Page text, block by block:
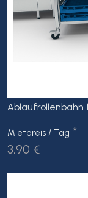
Ablaufrollenbahn
Mietpreis / Tag *
3,90 €